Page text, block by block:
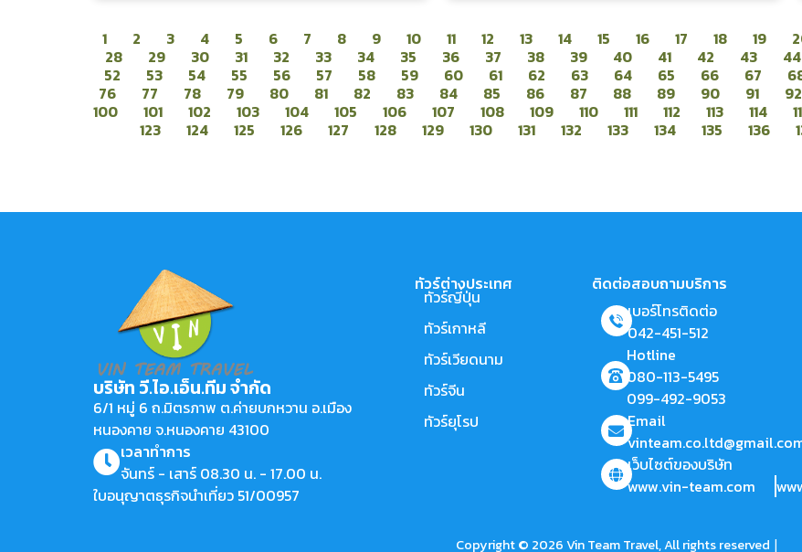
1 2 3 4 5 6 7 8 9 10 11 12 13 14 15 16 17 18 19
28
29 30 31 32 33 34 35 36 37 38 39 40 41 42 43 44
52
53 54 55 56 57 58 59 60 61 62 63 64 65 66 67
76
77 78 79 80 81 82 83 84 85 86 87 88 89 90 91 92
100
101 102 103 104 105 106 107 108 109 110 111 112 113 114
123
124 125 126 127 128 129 130 131 132 133 134 135 136
บริษัท วี.ไอ.เอ็น.ทีม จำกัด
6/1 หมู่ 6 ถ.มิตรภาพ ต.ค่ายบกหวาน อ.เมือง
หนองคาย จ.หนองคาย 43100
เวลาทำการ
จันทร์ - เสาร์ 08.30 น. - 17.00 น.
ใบอนุญาตธุรกิจนำเที่ยว 51/00957
ทัวร์ต่างประเทศ
ทัวร์ญี่ปุ่น
ทัวร์เกาหลี
ทัวร์เวียดนาม
ทัวร์จีน
ทัวร์ยุโรป
ติดต่อสอบถามบริการ
เบอร์โทรติดต่อ
042-451-512
Hotline
080-113-5495
099-492-9053
Email
เว็บไซต์ของบริษัท
www.vin-team.com
Copyright © 2026 Vin Team Travel, All rights reserved |